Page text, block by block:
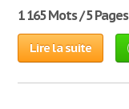
1 165 Mots / 5 Pages
Lire la suite